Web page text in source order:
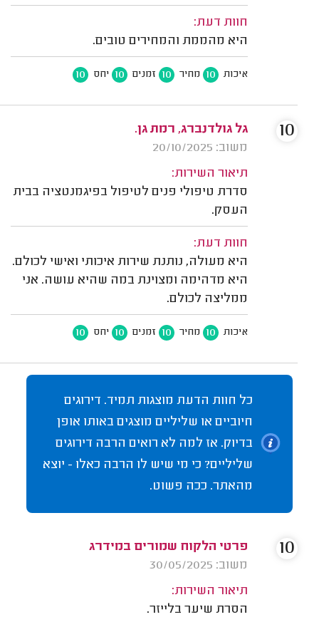
חוות דעת:
היא מהממת והמחירים טובים.
איכות 10 מחיר 10 זמנים 10 יחס 10
גל גולדנברג, רמת גן.
משוב: 20/10/2025
תיאור השירות:
סדרת טיפולי פנים לטיפול בפיגמנטציה בבית
העסק.
חוות דעת:
היא מעולה, נותנת שירות איכותי ואישי לכולם.
היא מדהימה ומצוינת במה שהיא עושה. אני
ממליצה לכולם.
איכות 10 מחיר 10 זמנים 10 יחס 10
10
כל חוות הדעת מוצגות תמיד. דירוגים
חיוביים או שליליים מוצגים באותו אופן
בדיוק. אז למה לא רואים הרבה דירוגים
שליליים? כי מי שיש לו הרבה כאלו - יוצא
מהאתר. ככה פשוט.
פרטי הלקוח שמורים במידרג
משוב: 30/05/2025
תיאור השירות:
הסרת שיער בלייזר.
10